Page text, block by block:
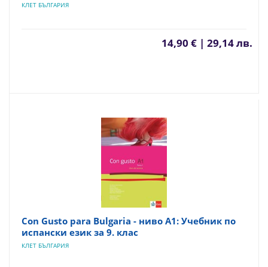
КЛЕТ БЪЛГАРИЯ
14,90 € | 29,14 лв.
Con Gusto para Bulgaria - ниво A1: Учебник по
испански език за 9. клас
КЛЕТ БЪЛГАРИЯ